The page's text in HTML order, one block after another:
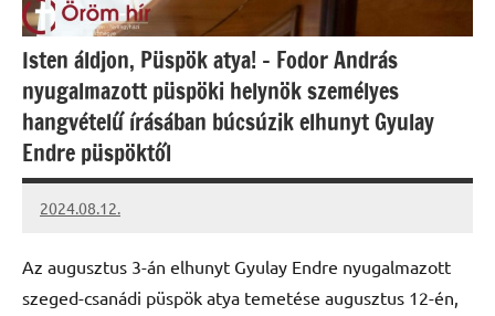
Isten áldjon, Püspök atya! – Fodor András
nyugalmazott püspöki helynök személyes
hangvételű írásában búcsúzik elhunyt Gyulay
Endre püspöktől
2024.08.12.
kovacs.agi
Az augusztus 3-án elhunyt Gyulay Endre nyugalmazott
szeged-csanádi püspök atya temetése augusztus 12-én,